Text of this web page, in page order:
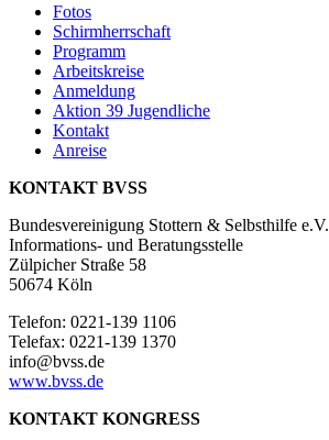
Fotos
Schirmherrschaft
Programm
Arbeitskreise
Anmeldung
Aktion 39 Jugendliche
Kontakt
Anreise
KONTAKT BVSS
Bundesvereinigung Stottern & Selbsthilfe e.V.
Informations- und Beratungsstelle
Zülpicher Straße 58
50674 Köln
Telefon: 0221-139 1106
Telefax: 0221-139 1370
info@bvss.de
www.bvss.de
KONTAKT KONGRESS